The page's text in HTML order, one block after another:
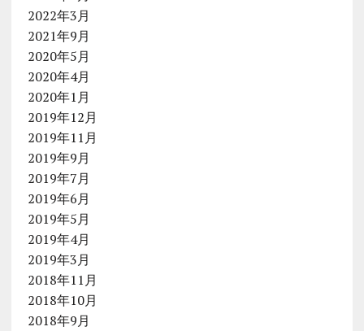
2022年3月
2021年9月
2020年5月
2020年4月
2020年1月
2019年12月
2019年11月
2019年9月
2019年7月
2019年6月
2019年5月
2019年4月
2019年3月
2018年11月
2018年10月
2018年9月